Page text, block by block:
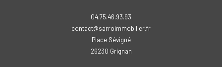
04.75.46.93.93
contact@sarroimmobilier.fr
Place Sévigné
26230
grignan